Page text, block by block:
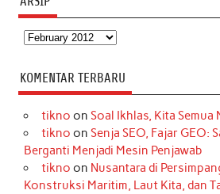
Arsip
KOMENTAR TERBARU
tikno on Soal Ikhlas, Kita Semua
tikno on Senja SEO, Fajar GEO:
Berganti Menjadi Mesin Penjawab
tikno on Nusantara di
Konstruksi Maritim, Laut Kita, dan